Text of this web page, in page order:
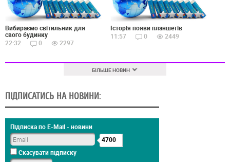
Вибираємо світильник для
свого будинку
22:32
0 2297
Історія появи планшетів
11:57
0 2449
БІЛЬШЕ НОВИН
ПІДПИСАТИСЬ НА НОВИНИ:
Підписка по E-Mail - новини
4700
Скасувати підписку